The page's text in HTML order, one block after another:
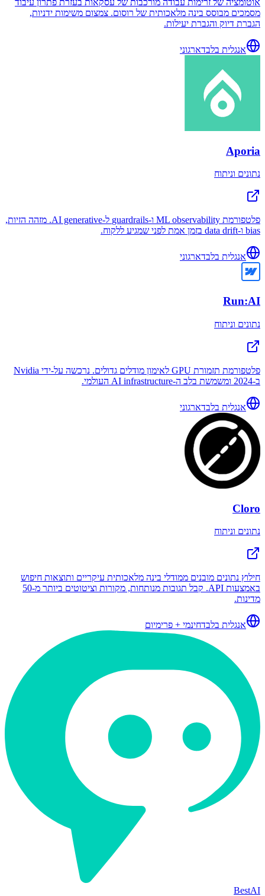
אוטומציה של זרימות עבודה מורכבות של עסקאות בעזרת פתרון עיבוד
מסמכים מבוסס בינה מלאכותית של רוסום. צמצום משימות ידניות,
הגברת דיוק והגברת יעילות.
אנגלית בלבדארגוני
Aporia
נתונים וניתוח
פלטפורמת ML observability ו-guardrails ל-AI generative. מזהה הזיות,
bias ו-data drift בזמן אמת לפני שמגיע ללקוח.
אנגלית בלבדארגוני
Run:AI
נתונים וניתוח
פלטפורמת תזמורת GPU לאימון מודלים גדולים. נרכשה על-ידי Nvidia
ב-2024 ומשמשת בלב ה-AI infrastructure העולמי.
אנגלית בלבדארגוני
Cloro
נתונים וניתוח
חילוץ נתונים מובנים ממודלי בינה מלאכותית עיקריים ותוצאות חיפוש
באמצעות API. קבל תגובות מנותחות, מקורות וציטוטים ביותר מ-50
מדינות.
אנגלית בלבדחינמי + פרימיום
BestAI